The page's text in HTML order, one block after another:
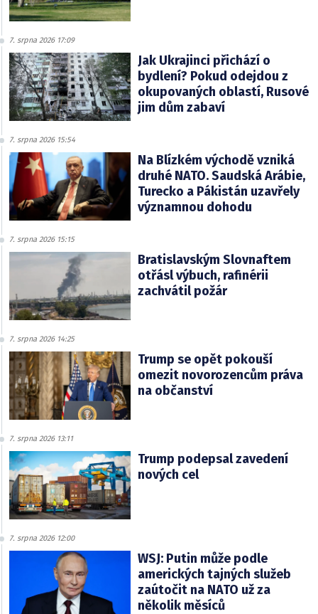
7. srpna 2026 17:09
Jak Ukrajinci přichází o
bydlení? Pokud odejdou z
okupovaných oblastí, Rusové
jim dům zabaví
7. srpna 2026 15:54
Na Blízkém východě vzniká
druhé NATO. Saudská Arábie,
Turecko a Pákistán uzavřely
významnou dohodu
7. srpna 2026 15:15
Bratislavským Slovnaftem
otřásl výbuch, rafinérii
zachvátil požár
7. srpna 2026 14:25
Trump se opět pokouší
omezit novorozencům práva
na občanství
7. srpna 2026 13:11
Trump podepsal zavedení
nových cel
7. srpna 2026 12:00
WSJ: Putin může podle
amerických tajných služeb
zaútočit na NATO už za
několik měsíců